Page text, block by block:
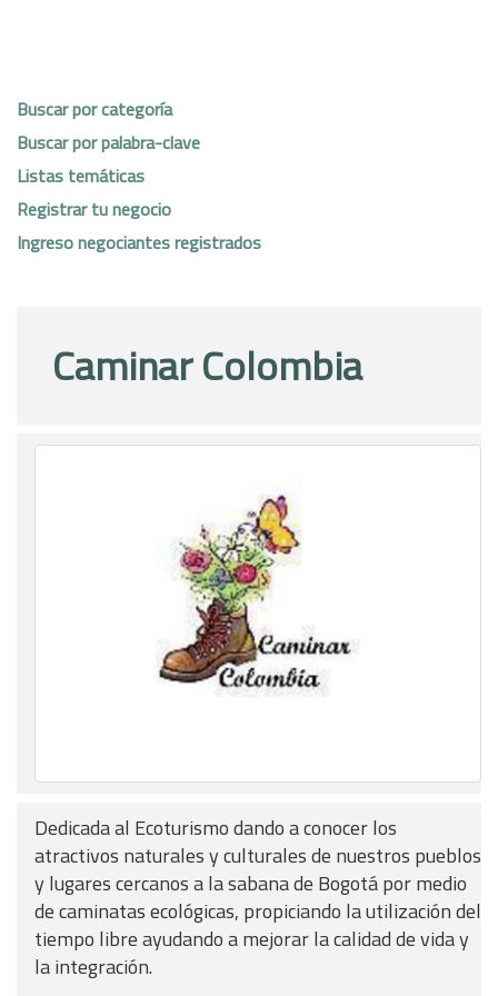
Buscar por categoría
Buscar por palabra-clave
Listas temáticas
Registrar tu negocio
Ingreso negociantes registrados
Caminar Colombia
Dedicada al Ecoturismo dando a conocer los
atractivos naturales y culturales de nuestros pueblos
y lugares cercanos a la sabana de Bogotá por medio
de caminatas ecológicas, propiciando la utilización del
tiempo libre ayudando a mejorar la calidad de vida y
la integración.